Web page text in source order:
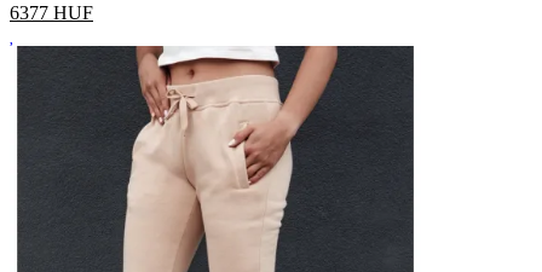
6377 HUF